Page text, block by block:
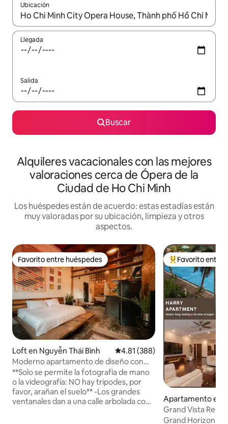
Ubicación
Cuando los resultados estén disponibles, navega con las
Llegada
Salida
Buscar
Alquileres vacacionales con las mejores
valoraciones cerca de Ópera de la
Ciudad de Ho Chi Minh
Los huéspedes están de acuerdo: estas estadías están
muy valoradas por su ubicación, limpieza y otros
aspectos.
Favorito entre huéspedes
Favorito entre huéspedes
Loft en Nguyễn Thái Bình Calificación promedio: 4.81 de
4.81 (388)
Moderno apartamento de diseño con
impresionantes detalles retro.
**Solo se permite la fotografía de mano
o la videografía: NO hay trípodes, por
favor, arañan el suelo** -Los grandes
ventanales dan a una calle arbolada con
Favorito entre
Favorito entre
Apartamento en
hi Minh
Grand Vista
en la calle
Grand Horizon